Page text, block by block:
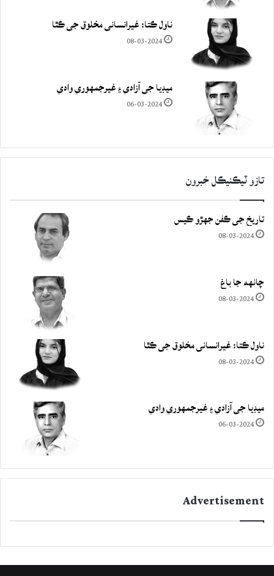
ناول ڪتا: غيرانساني مخلوق جي ڪٿا
08-03-2024
ميڊيا جي آزادي ۽ غيرجمھوري وادي
06-03-2024
تازو ٽيڪنيڪل خبرون
تاريخ جي ڪفن جھڙو ڪيس
08-03-2024
چانهه جا باغ
08-03-2024
ناول ڪتا: غيرانساني مخلوق جي ڪٿا
08-03-2024
ميڊيا جي آزادي ۽ غيرجمھوري وادي
06-03-2024
Advertisement